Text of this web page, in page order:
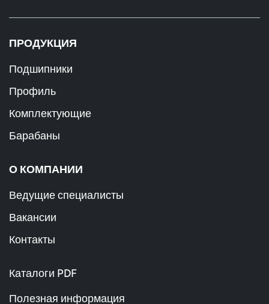
ПРОДУКЦИЯ
Подшипники
Профиль
Комплектующие
Барабаны
О КОМПАНИИ
Ведущие специалисты
Вакансии
Контакты
Каталоги PDF
Полезная информация